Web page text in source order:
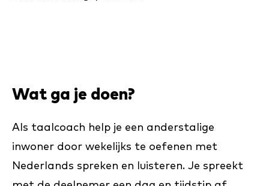
Wat ga je doen?
Als taalcoach help je een anderstalige
inwoner door wekelijks te oefenen met
Nederlands spreken en luisteren. Je spreekt